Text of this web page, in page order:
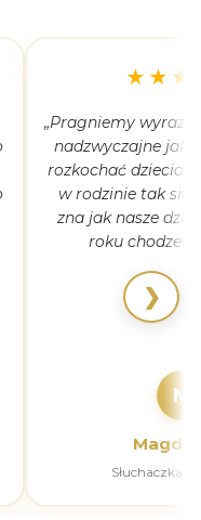
„Pragniemy wyrazić
nadzwyczajne jak
rozkochać
w rodzinie tak się
zna jak nasze
roku
M
Słuchaczka
❯